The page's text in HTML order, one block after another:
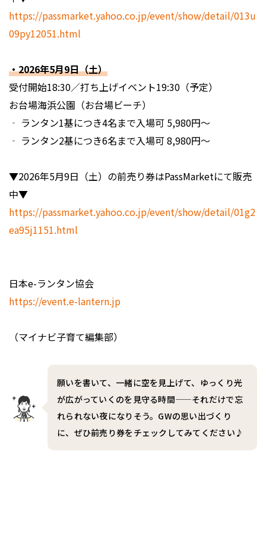
https://passmarket.yahoo.co.jp/event/show/detail/013u
09py12051.html
・2026年5月9日（土）
受付開始18:30／打ち上げイベント19:30（予定）
お台場海浜公園（お台場ビーチ）
‐ ランタン1基につき4名まで入場可 5,980円〜
‐ ランタン2基につき6名まで入場可 8,980円〜
▼2026年5月9日（土）の前売り券はPassMarketにて販売
中▼
https://passmarket.yahoo.co.jp/event/show/detail/01g2
ea95j1151.html
日本e-ランタン協会
https://event.e-lantern.jp
（マイナビ子育て編集部）
願いを書いて、一緒に空を見上げて、ゆっくり光
が広がっていくのを見守る時間——それだけで忘
れられない夜になりそう。GWの思い出づくり
に、ぜひ前売り券をチェックしてみてください♪